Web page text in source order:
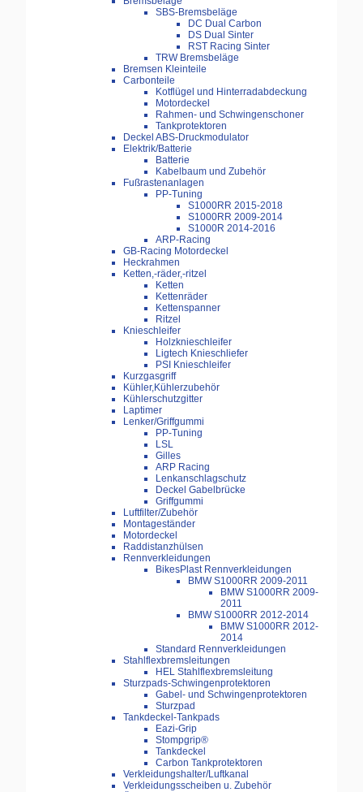
SBS-Bremsbeläge
DC Dual Carbon
DS Dual Sinter
RST Racing Sinter
TRW Bremsbeläge
Bremsen Kleinteile
Carbonteile
Kotflügel und Hinterradabdeckung
Motordeckel
Rahmen- und Schwingenschoner
Tankprotektoren
Deckel ABS-Druckmodulator
Elektrik/Batterie
Batterie
Kabelbaum und Zubehör
Fußrastenanlagen
PP-Tuning
S1000RR 2015-2018
S1000RR 2009-2014
S1000R 2014-2016
ARP-Racing
GB-Racing Motordeckel
Heckrahmen
Ketten,-räder,-ritzel
Ketten
Kettenräder
Kettenspanner
Ritzel
Knieschleifer
Holzknieschleifer
Ligtech Knieschliefer
PSI Knieschleifer
Kurzgasgriff
Kühler,Kühlerzubehör
Kühlerschutzgitter
Laptimer
Lenker/Griffgummi
PP-Tuning
LSL
Gilles
ARP Racing
Lenkanschlagschutz
Deckel Gabelbrücke
Griffgummi
Luftfilter/Zubehör
Montageständer
Motordeckel
Raddistanzhülsen
Rennverkleidungen
BikesPlast Rennverkleidungen
BMW S1000RR 2009-2011
BMW S1000RR 2009-
2011
BMW S1000RR 2012-2014
BMW S1000RR 2012-
2014
Standard Rennverkleidungen
Stahlflexbremsleitungen
HEL Stahlflexbremsleitung
Sturzpads-Schwingenprotektoren
Gabel- und Schwingenprotektoren
Sturzpad
Tankdeckel-Tankpads
Eazi-Grip
Stompgrip®
Tankdeckel
Carbon Tankprotektoren
Verkleidungshalter/Luftkanal
Verkleidungsscheiben u. Zubehör